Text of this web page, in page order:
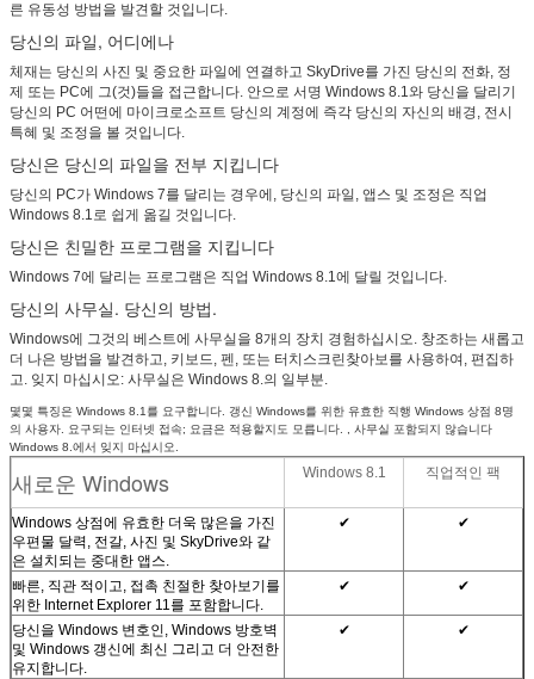
른 유동성 방법을 발견할 것입니다.
당신의 파일, 어디에나
체재는 당신의 사진 및 중요한 파일에 연결하고 SkyDrive를 가진 당신의 전화, 정
제 또는 PC에 그(것)들을 접근합니다. 안으로 서명 Windows 8.1와 당신을 달리기
당신의 PC 어떤에 마이크로소프트 당신의 계정에 즉각 당신의 자신의 배경, 전시
특혜 및 조정을 볼 것입니다.
당신은 당신의 파일을 전부 지킵니다
당신의 PC가 Windows 7를 달리는 경우에, 당신의 파일, 앱스 및 조정은 직업
Windows 8.1로 쉽게 옮길 것입니다.
당신은 친밀한 프로그램을 지킵니다
Windows 7에 달리는 프로그램은 직업 Windows 8.1에 달릴 것입니다.
당신의 사무실. 당신의 방법.
Windows에 그것의 베스트에 사무실을 8개의 장치 경험하십시오. 창조하는 새롭고
더 나은 방법을 발견하고, 키보드, 펜, 또는 터치스크린찾아보를 사용하여, 편집하
고. 잊지 마십시오: 사무실은 Windows 8.의 일부분.
몇몇 특징은 Windows 8.1를 요구합니다. 갱신 Windows를 위한 유효한 직행 Windows 상점 8명
의 사용자. 요구되는 인터넷 접속; 요금은 적용할지도 모릅니다. , 사무실 포함되지 않습니다
Windows 8.에서 잊지 마십시오.
새로운 Windows Windows 8.1 직업적인 팩
Windows 상점에 유효한 더욱 많은을 가진
우편물 달력, 전갈, 사진 및 SkyDrive와 같
은 설치되는 중대한 앱스.
✔ ✔
빠른, 직관 적이고, 접촉 친절한 찾아보기를
위한 Internet Explorer 11를 포함합니다.
✔ ✔
당신을 Windows 변호인, Windows 방호벽
및 Windows 갱신에 최신 그리고 더 안전한
유지합니다.
✔ ✔